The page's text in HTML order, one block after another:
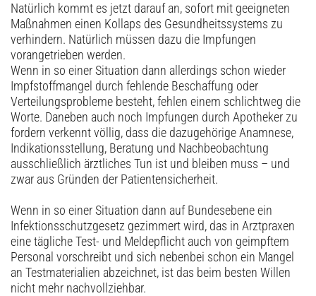
Natürlich kommt es jetzt darauf an, sofort mit geeigneten
Maßnahmen einen Kollaps des Gesundheitssystems zu
verhindern. Natürlich müssen dazu die Impfungen
vorangetrieben werden.
Wenn in so einer Situation dann allerdings schon wieder
Impfstoffmangel durch fehlende Beschaffung oder
Verteilungs­probleme besteht, fehlen einem schlichtweg die
Worte. Daneben auch noch Impfungen durch Apotheker zu
fordern verkennt völlig, dass die dazugehörige Anamnese,
Indikationsstellung, Beratung und Nachbeobachtung
ausschließlich ärztliches Tun ist und bleiben muss – und
zwar aus Gründen der Patientensicherheit.
Wenn in so einer Situation dann auf Bundesebene ein
Infektionsschutzgesetz gezimmert wird, das in Arztpraxen
eine tägliche Test- und Meldepflicht auch von geimpftem
Personal vorschreibt und sich nebenbei schon ein Mangel
an Testmaterialien abzeichnet, ist das beim besten Willen
nicht mehr nachvollziehbar.